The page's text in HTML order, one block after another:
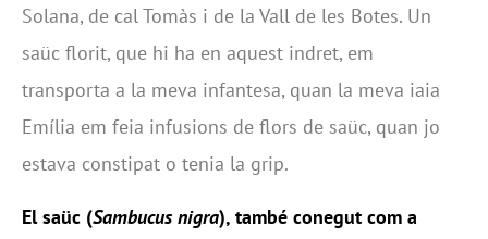
Solana, de cal Tomàs i de la Vall de les Botes. Un
saüc florit, que hi ha en aquest indret, em
transporta a la meva infantesa, quan la meva iaia
Emília em feia infusions de flors de saüc, quan jo
estava constipat o tenia la grip.
El saüc (Sambucus nigra), també conegut com a